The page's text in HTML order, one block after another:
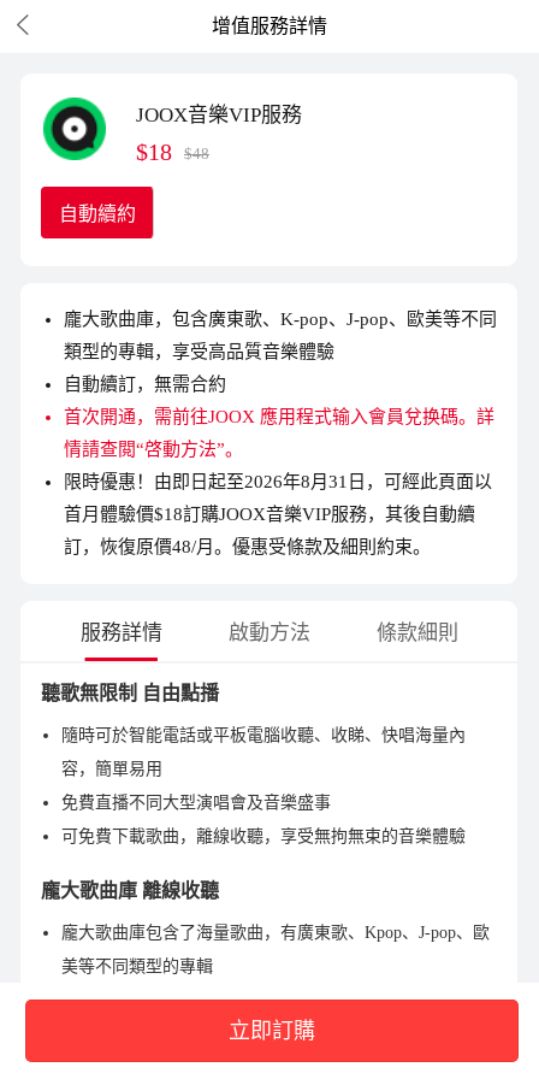
 增值服務詳情
JOOX音樂VIP服務
$18 $48
自動續約
龐大歌曲庫，包含廣東歌、K-pop、J-pop、歐美等不同
類型的專輯，享受高品質音樂體驗
自動續訂，無需合約
首次開通，需前往JOOX 應用程式输入會員兌换碼。詳
情請查閲“啓動方法”。
限時優惠！由即日起至2026年8月31日，可經此頁面以
首月體驗價$18訂購JOOX音樂VIP服務，其後自動續
訂，恢復原價48/月。優惠受條款及細則約束。
服務詳情 啟動方法 條款細則
聽歌無限制 自由點播
隨時可於智能電話或平板電腦收聽、收睇、快唱海量內
容，簡單易用
免費直播不同大型演唱會及音樂盛事
可免費下載歌曲，離線收聽，享受無拘無束的音樂體驗
龐大歌曲庫 離線收聽
龐大歌曲庫包含了海量歌曲，有廣東歌、Kpop、J-pop、歐
美等不同類型的專輯
免費享用K歌功能，可於JOOX音樂App免費唱K，更可上載
立即訂購